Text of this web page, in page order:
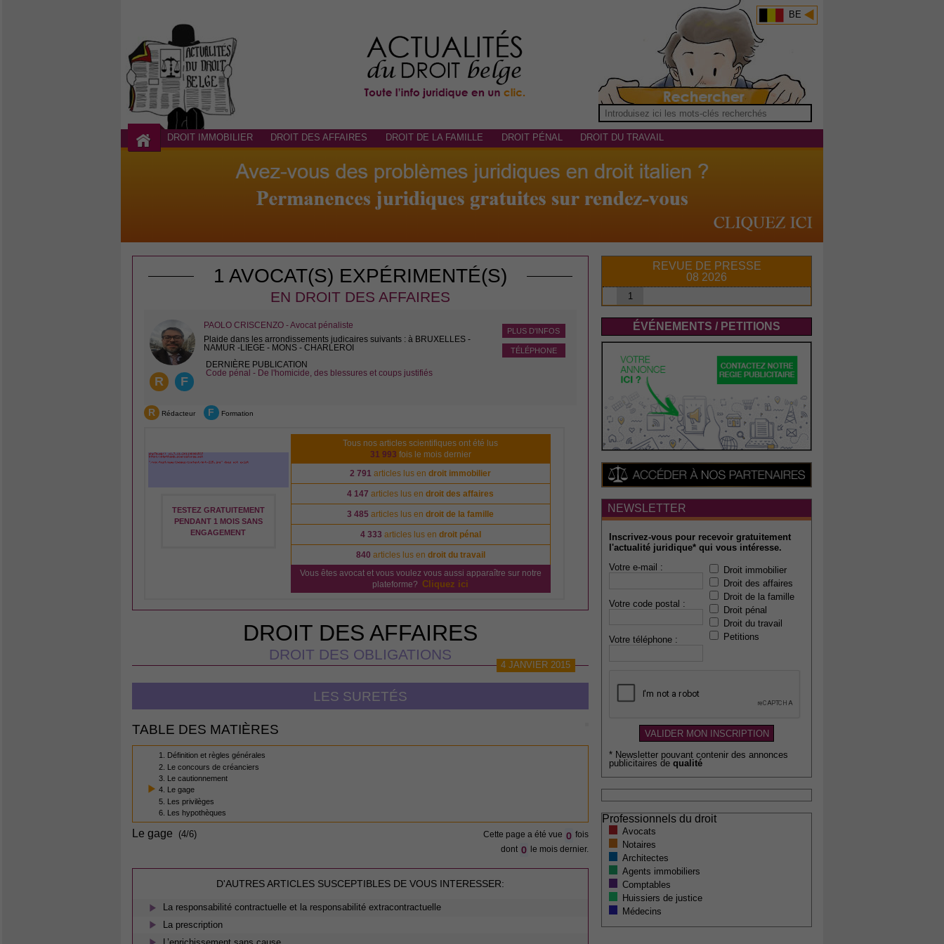
BE
DROIT IMMOBILIER DROIT DES AFFAIRES DROIT DE LA FAMILLE DROIT PÉNAL DROIT DU TRAVAIL
1 AVOCAT(S) EXPÉRIMENTÉ(S)
EN DROIT DES AFFAIRES
R F
PLUS D'INFOS
TÉLÉPHONE
PAOLO CRISCENZO - Avocat pénaliste
Plaide dans les arrondissements judicaires suivants : à BRUXELLES -
NAMUR -LIEGE - MONS - CHARLEROI
DERNIÈRE PUBLICATION
Code pénal - De l'homicide, des blessures et coups justifiés
R Rédacteur F Formation
TESTEZ GRATUITEMENT
PENDANT 1 MOIS SANS
ENGAGEMENT
Tous nos articles scientifiques ont été lus
31 993 fois le mois dernier
2 791 articles lus endroit immobilier
4 147 articles lus endroit des affaires
3 485 articles lus endroit de la famille
4 333 articles lus en droit pénal
840 articles lus en droit du travail
Vous êtes avocat et vous voulez vous aussi apparaître sur notre
plateforme? Cliquez ici
DROIT DES AFFAIRES
DROIT DES OBLIGATIONS
4 JANVIER 2015
LES SURETÉS
TABLE DES MATIÈRES
1. Définition et règles générales
2. Le concours de créanciers
3. Le cautionnement
4. Le gage
5. Les privilèges
6. Les hypothèques
Le gage (4/6) Cette page a été vue 0 fois
dont 0 le mois dernier.
D'AUTRES ARTICLES SUSCEPTIBLES DE VOUS INTERESSER:
La responsabilité contractuelle et la responsabilité extracontractuelle
La prescription
REVUE DE PRESSE
08 2026
1
ÉVÉNEMENTS / PETITIONS
NEWSLETTER
Inscrivez-vous pour recevoir gratuitement
l'actualité juridique* qui vous intéresse.
Votre e-mail :
Votre code postal :
Votre téléphone :
Droit immobilier
Droit des affaires
Droit de la famille
Droit pénal
Droit du travail
Petitions
* Newsletter pouvant contenir des annonces
publicitaires de qualité
Professionnels du droit
Avocats
Notaires
Architectes
Agents immobiliers
Comptables
Huissiers de justice
Médecins